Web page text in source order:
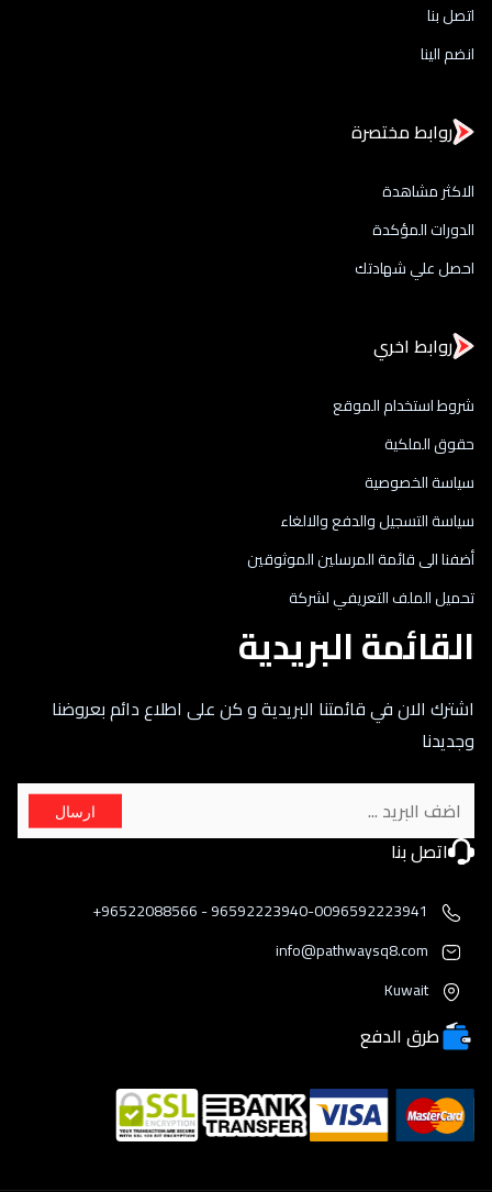
اتصل بنا
انضم الينا
روابط مختصرة
الاكثر مشاهدة
الدورات المؤكدة
احصل علي شهادتك
روابط اخري
شروط استخدام الموقع
حقوق الملكية
سياسة الخصوصية
سياسة التسجيل والدفع والالغاء
أضفنا الى قائمة المرسلين الموثوقين
تحميل الملف التعريفي لشركة
القائمة البريدية
اشترك الان في قائمتنا البريدية و كن على اطلاع دائم بعروضنا
وجديدنا
ارسال
اتصل بنا
96592223940-0096592223941 - 96522088566+
info@pathwaysq8.com
Kuwait
طرق الدفع